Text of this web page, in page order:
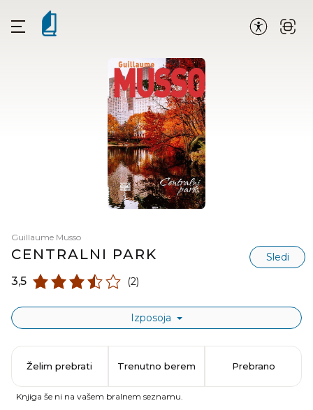
Guillaume Musso
CENTRALNI PARK Sledi
3,5 (2)
Izposoja
Želim prebrati Trenutno berem Prebrano
Knjiga še ni na vašem bralnem seznamu.